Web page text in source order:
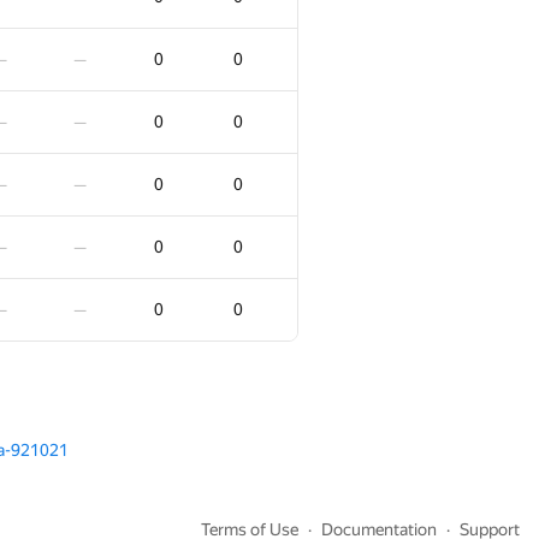
— 0 0
— 0 0
— 0 0
— 0 0
— 0 0
0 0
0 0
0 0
0 0
0 0
921021
Terms of Use Documentation Support